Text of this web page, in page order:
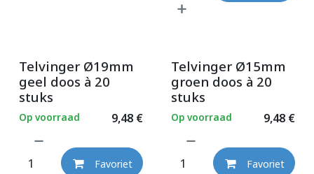
Telvinger Ø19mm
geel doos à 20
stuks
9,48€
Op voorraad
Favoriet
Telvinger Ø15mm
groen doos à 20
stuks
9,48€
Op voorraad
Favoriet